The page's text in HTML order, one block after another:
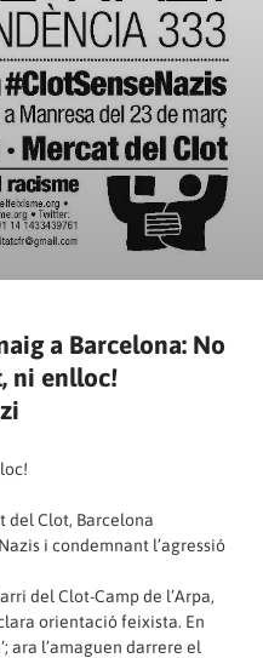
a Barcelona: No
ni enlloc!
del Clot, Barcelona
i condemnant l’agressió
del Clot-Camp de l’Arpa,
orientació feixista. En
ara l’amaguen darrere el